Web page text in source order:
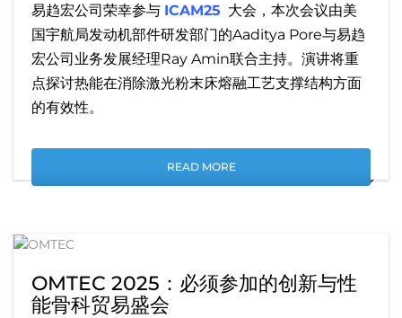
易趋宏公司荣幸参与 ICAM25 大会，本次会议由美
国宇航局发动机部件研发部门的Aaditya Pore与易趋
宏公司业务发展经理Ray Amin联合主持。演讲将重
点探讨热能在消除激光粉末床熔融工艺支撑结构方面
的有效性。
READ MORE
OMTEC 2025：必须参加的创新与性
能骨科贸易盛会